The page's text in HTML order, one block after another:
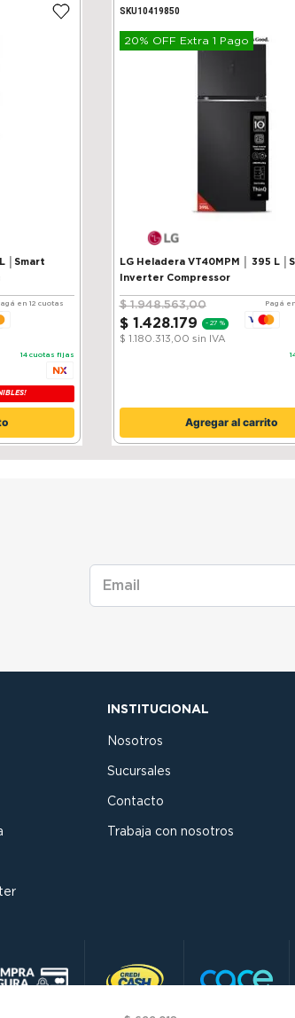
en 12 cuotas
14 cuotas fijas
SKU10419850
20% OFF Extra 1 Pago
LG Heladera VT40MPM │ 395 L
Inverter Compressor
$ 1.948.563,00
$ 1 .428.179 - 27 %
$ 1.180.313,00 sin IVA
Pagá
Agregar al carrito
INSTITUCIONAL
Nosotros
Sucursales
Contacto
Trabaja con nosotros